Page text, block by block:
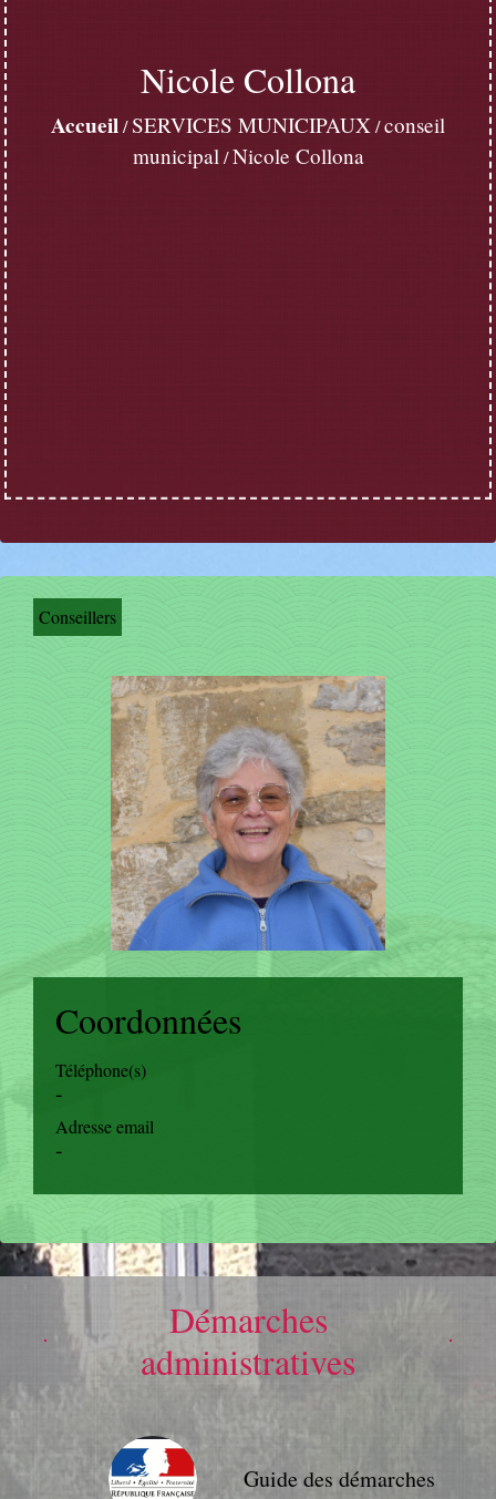
Nicole Collona
Accueil/SERVICES MUNICIPAUX/conseil
municipal /Nicole Collona
Conseillers
Coordonnées
Téléphone(s)
-
Adresse email
-
Démarches
administratives
Guide des démarches